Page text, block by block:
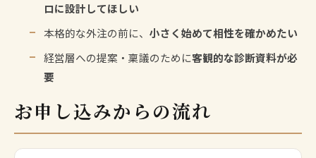
ロに設計してほしい
本格的な外注の前に、小さく始めて相性を確かめたい
経営層への提案・稟議のために客観的な診断資料が必
要
お申し込みからの流れ